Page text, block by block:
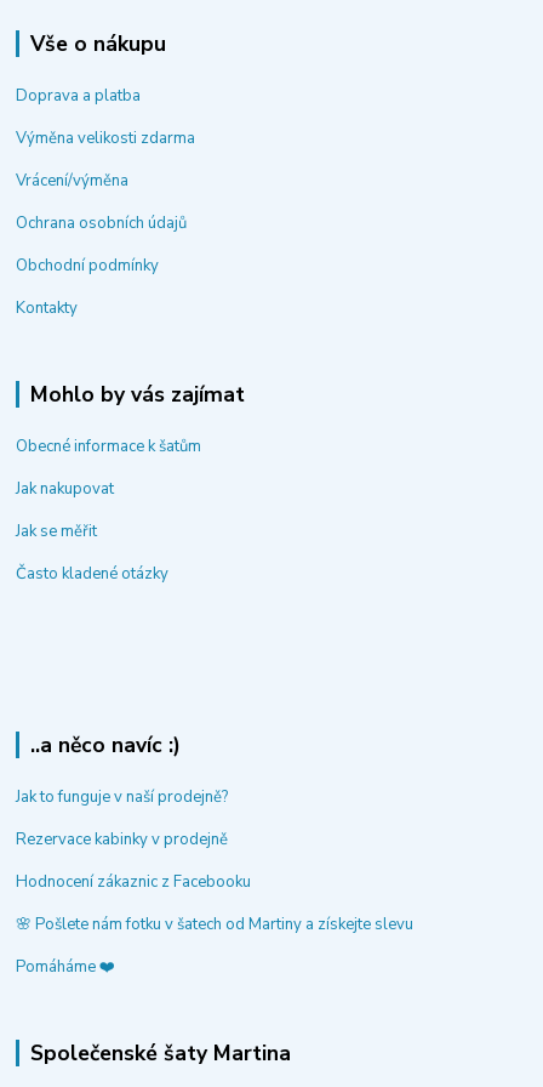
Vše o nákupu
Doprava a platba
Výměna velikosti zdarma
Vrácení/výměna
Ochrana osobních údajů
Obchodní podmínky
Kontakty
Mohlo by vás zajímat
Obecné informace k šatům
Jak nakupovat
Jak se měřit
Často kladené otázky
..a něco navíc :)
Jak to funguje v naší prodejně?
Rezervace kabinky v prodejně
Hodnocení zákaznic z Facebooku
🌸 Pošlete nám fotku v šatech od Martiny a získejte slevu
Pomáháme ❤️
Společenské šaty Martina